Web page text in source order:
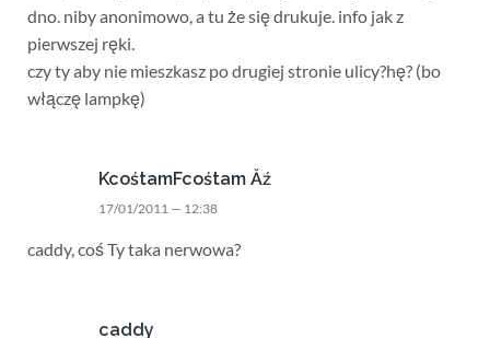
dno. niby anonimowo, a tu że się drukuje. info jak z
pierwszej ręki.
czy ty aby nie mieszkasz po drugiej stronie ulicy?hę? (bo
włączę lampkę)
KcośtamFcośtam Ăź
17/01/2011 — 12:38
caddy, coś Ty taka nerwowa?
caddy